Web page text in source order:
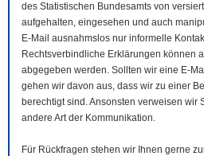
des Statistischen Bundesamts von
aufgehalten, eingesehen und auch
E-Mail ausnahmslos nur informelle
Rechtsverbindliche Erklärungen können
abgegeben werden. Sollten wir eine E-
gehen wir davon aus, dass wir zu einer
berechtigt sind. Ansonsten verweisen wir
andere Art der Kommunikation.
Für Rückfragen stehen wir Ihnen gerne